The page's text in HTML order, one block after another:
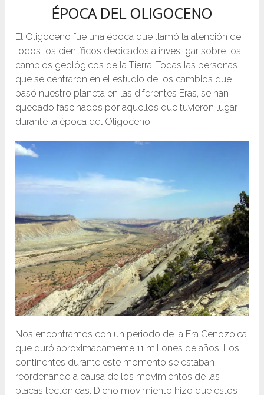
ÉPOCA DEL OLIGOCENO
El Oligoceno fue una época que llamó la atención de
todos los científicos dedicados a investigar sobre los
cambios geológicos de la Tierra. Todas las personas
que se centraron en el estudio de los cambios que
pasó nuestro planeta en las diferentes Eras, se han
quedado fascinados por aquellos que tuvieron lugar
durante la época del Oligoceno.
Nos encontramos con un periodo de la Era Cenozoica
que duró aproximadamente 11 millones de años. Los
continentes durante este momento se estaban
reordenando a causa de los movimientos de las
placas tectónicas. Dicho movimiento hizo que estos